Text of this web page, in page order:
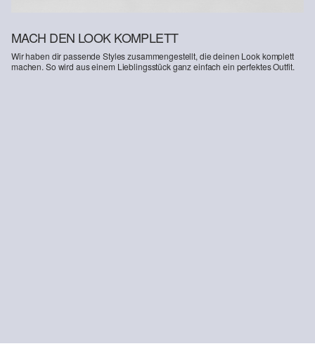
MACH DEN LOOK KOMPLETT
Wir haben dir passende Styles zusammengestellt, die deinen Look komplett
machen. So wird aus einem Lieblingsstück ganz einfach ein perfektes Outfit.